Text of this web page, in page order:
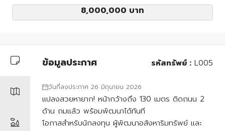
8,000,000 บาท
ข้อมูลประกาศ รหัสทรัพย์ : L005
วันที่ลงประกาศ 26 มิถุนายน 2026
แปลงสวยหายาก! หน้ากว้างถึง 130 เมตร ติดถนน 2
ด้าน ถมแล้ว พร้อมพัฒนาได้ทันที
โอกาสสำหรับนักลงทุน ผู้พัฒนาอสังหาริมทรัพย์ และ